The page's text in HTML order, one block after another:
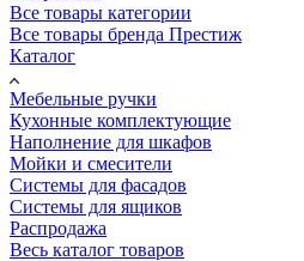
Все товары категории
Все товары бренда Престиж
Каталог
Мебельные ручки
Кухонные комплектующие
Наполнение для шкафов
Мойки и смесители
Системы для фасадов
Системы для ящиков
Распродажа
Весь каталог товаров